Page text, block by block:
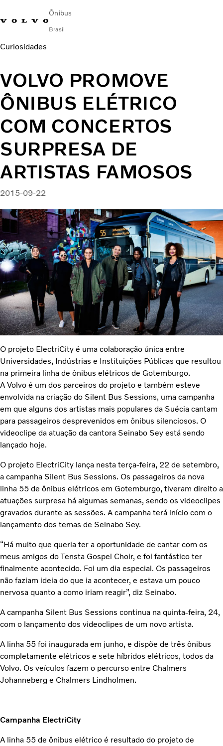
Ônibus
Brasil
Change MarketEncontrar concessionária
Urbano
Fretamento e Rodoviário
Serviços
Sobre Nós
Blog Mobilidade Volvo
Fale com a Volvo
Curiosidades
VOLVO PROMOVE
ÔNIBUS ELÉTRICO
COM CONCERTOS
SURPRESA DE
ARTISTAS FAMOSOS
2015-09-22
O projeto ElectriCity é uma colaboração única entre
Universidades, Indústrias e Instituições Públicas que resultou
na primeira linha de ônibus elétricos de Gotemburgo.
A Volvo é um dos parceiros do projeto e também esteve
envolvida na criação do Silent Bus Sessions, uma campanha
em que alguns dos artistas mais populares da Suécia cantam
para passageiros desprevenidos em ônibus silenciosos. O
videoclipe da atuação da cantora Seinabo Sey está sendo
lançado hoje.
O projeto ElectriCity lança nesta terça-feira, 22 de setembro,
a campanha Silent Bus Sessions. Os passageiros da nova
linha 55 de ônibus elétricos em Gotemburgo, tiveram direito a
atuações surpresa há algumas semanas, sendo os videoclipes
gravados durante as sessões. A campanha terá início com o
lançamento dos temas de Seinabo Sey.
“Há muito que queria ter a oportunidade de cantar com os
meus amigos do Tensta Gospel Choir, e foi fantástico ter
finalmente acontecido. Foi um dia especial. Os passageiros
não faziam ideia do que ia acontecer, e estava um pouco
nervosa quanto a como iriam reagir”, diz Seinabo.
A campanha Silent Bus Sessions continua na quinta-feira, 24,
com o lançamento dos videoclipes de um novo artista.
A linha 55 foi inaugurada em junho, e dispõe de três ônibus
completamente elétricos e sete híbridos elétricos, todos da
Volvo. Os veículos fazem o percurso entre Chalmers
Johanneberg e Chalmers Lindholmen.
Campanha ElectriCity
A linha 55 de ônibus elétrico é resultado do projeto de